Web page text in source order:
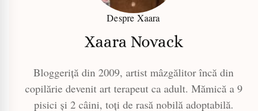
Despre Xaara
Xaara Novack
Bloggeriță din 2009, artist mâzgălitor încă din
copilărie devenit art terapeut ca adult. Mămică a 9
pisici și 2 câini, toți de rasă nobilă adoptabilă.